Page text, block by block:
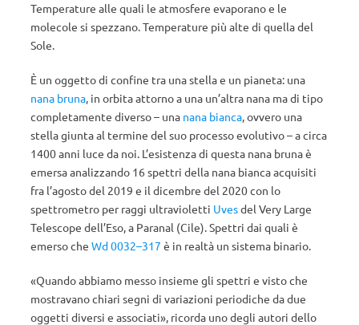
Temperature alle quali le atmosfere evaporano e le
molecole si spezzano. Temperature più alte di quella del
Sole.
È un oggetto di confine tra una stella e un pianeta: una
nana bruna, in orbita attorno a una un’altra nana ma di tipo
completamente diverso – una nana bianca, ovvero una
stella giunta al termine del suo processo evolutivo – a circa
1400 anni luce da noi. L’esistenza di questa nana bruna è
emersa analizzando 16 spettri della nana bianca acquisiti
fra l’agosto del 2019 e il dicembre del 2020 con lo
spettrometro per raggi ultravioletti Uvesdel Very Large
Telescope dell’Eso, a Paranal (Cile). Spettri dai quali è
emerso che Wd 0032–317 è in realtà un sistema binario.
«Quando abbiamo messo insieme gli spettri e visto che
mostravano chiari segni di variazioni periodiche da due
oggetti diversi e associati», ricorda uno degli autori dello